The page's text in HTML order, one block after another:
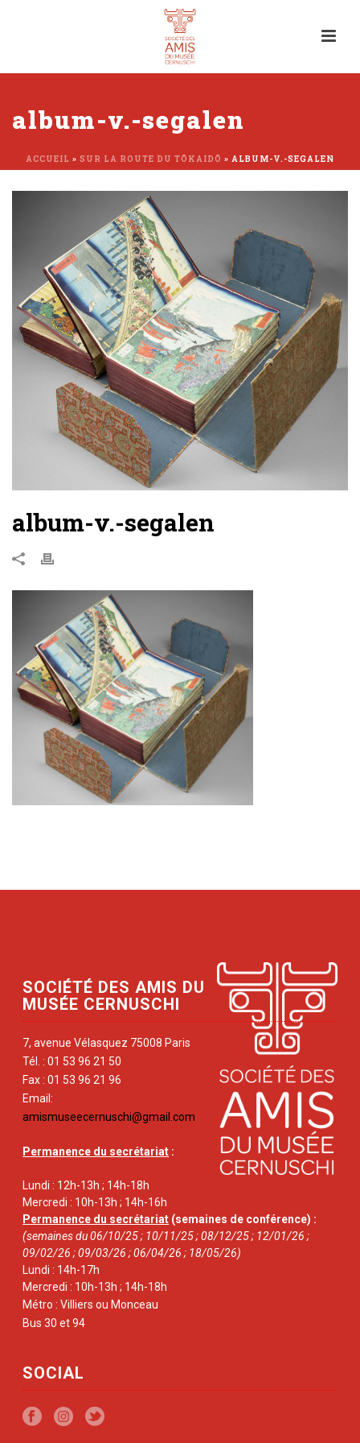
album-v.-segalen
ACCUEIL » SUR LA ROUTE DU TŌKAIDŌ » ALBUM-V.-SEGALEN
album-v.-segalen
SOCIÉTÉ DES AMIS DU
MUSÉE CERNUSCHI
7, avenue Vélasquez 75008 Paris
Tél. : 01 53 96 21 50
Fax : 01 53 96 21 96
Email:
amismuseecernuschi@gmail.com
Permanence du secrétariat :
Lundi : 12h-13h ; 14h-18h
Mercredi : 10h-13h ; 14h-16h
Permanence du secrétariat (semaines de conférence) :
(semaines du 06/10/25 ; 10/11/25 ; 08/12/25 ; 12/01/26 ;
09/02/26 ; 09/03/26 ; 06/04/26 ; 18/05/26)
Lundi : 14h-17h
Mercredi : 10h-13h ; 14h-18h
Métro : Villiers ou Monceau
Bus 30 et 94
SOCIAL